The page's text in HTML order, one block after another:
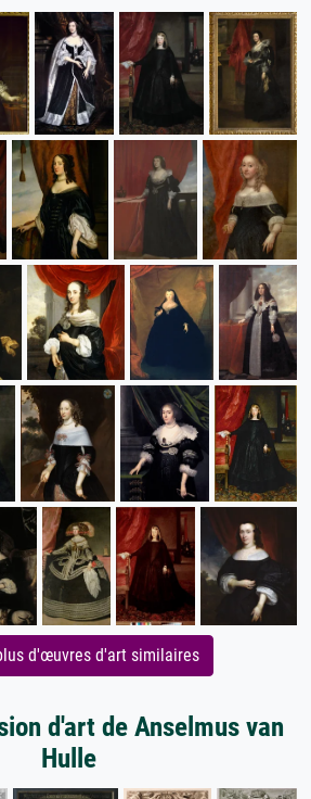
d'œuvres d'art similaires
d'art de Anselmus van
Hulle